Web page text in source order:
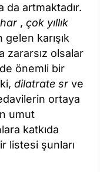
artmaktadır.
, çok yıllık
karışık
zararsız olsalar
önemli bir
dilatrate srve
ortaya
umut
katkıda
listesi şunları